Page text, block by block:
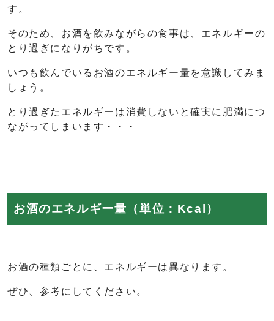
す。
そのため、お酒を飲みながらの食事は、エネルギーの
とり過ぎになりがちです。
いつも飲んでいるお酒のエネルギー量を意識してみま
しょう。
とり過ぎたエネルギーは消費しないと確実に肥満につ
ながってしまいます・・・
お酒のエネルギー量（単位：Kcal）
お酒の種類ごとに、エネルギーは異なります。
ぜひ、参考にしてください。